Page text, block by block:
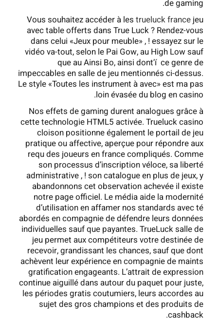
de gaming.
Vous souhaitez accéder à les trueluck france jeu
avec table offerts dans True Luck ? Rendez-vous
dans celui «Jeux pour meuble» , ! essayez sur le
vidéo va-tout, selon le Pai Gow, au High Low sauf
que au Ainsi Bo, ainsi dont’í ce genre de
impeccables en salle de jeu mentionnés ci-dessus.
Le style «Toutes les instrument à avec» est ma pas
loin évasée du blog en casino.
Nos effets de gaming durent analogues grâce à
cette technologie HTML5 activée. Trueluck casino
cloison positionne également le portail de jeu
pratique ou affective, aperçue pour répondre aux
requ des joueurs en france compliqués. Comme
son processus d’inscription véloce, sa liberté
administrative , ! son catalogue en plus de jeux, y
abandonnons cet observation achevée il existe
notre page officiel. Le média aide la modernité
d’utilisation en affamer nos standards avec té
abordés en compagnie de défendre leurs données
individuelles sauf que payantes. TrueLuck salle de
jeu permet aux compétiteurs votre destinée de
recevoir, grandissant les chances, sauf que dont
achèvent leur expérience en compagnie de maints
gratification engageants. L’attrait de expression
continue aiguillé dans autour du paquet pour juste,
les périodes gratis coutumiers, leurs accordes au
sujet des gros champions et des produits de
cashback.